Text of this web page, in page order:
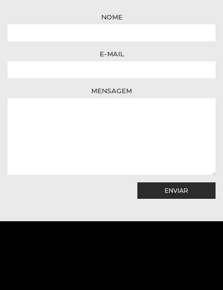
NOME
E-MAIL
MENSAGEM
ENVIAR